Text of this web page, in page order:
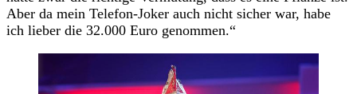
Aber da mein Telefon-Joker auch nicht sicher war, habe
ich lieber die 32.000 Euro genommen.“